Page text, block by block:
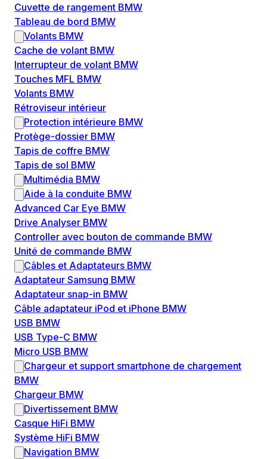
Cuvette de rangement BMW
Tableau de bord BMW
Volants BMW
Cache de volant BMW
Interrupteur de volant BMW
Touches MFL BMW
Volants BMW
Rétroviseur intérieur
Protection intérieure BMW
Protège-dossier BMW
Tapis de coffre BMW
Tapis de sol BMW
Multimédia BMW
Aide à la conduite BMW
Advanced Car Eye BMW
Drive Analyser BMW
Controller avec bouton de commande BMW
Unité de commande BMW
Câbles et Adaptateurs BMW
Adaptateur Samsung BMW
Adaptateur snap-in BMW
Câble adaptateur iPod et iPhone BMW
USB BMW
USB Type-C BMW
Micro USB BMW
Chargeur et support smartphone de chargement
BMW
Chargeur BMW
Divertissement BMW
Casque HiFi BMW
Système HiFi BMW
Navigation BMW